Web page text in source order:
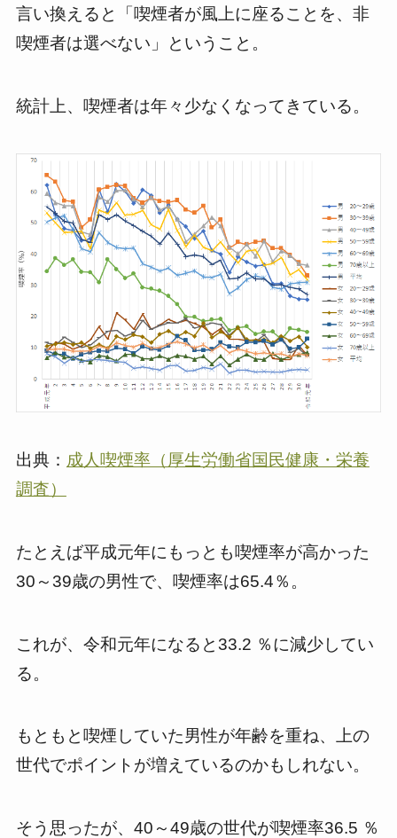
言い換えると「喫煙者が風上に座ることを、非
喫煙者は選べない」ということ。
統計上、喫煙者は年々少なくなってきている。
出典： 成人喫煙率（厚生労働省国民健康・栄養
調査）
たとえば平成元年にもっとも喫煙率が高かった
30～39歳の男性で、喫煙率は65.4％。
これが、令和元年になると33.2 ％に減少してい
る。
もともと喫煙していた男性が年齢を重ね、上の
世代でポイントが増えているのかもしれない。
そう思ったが、40～49歳の世代が喫煙率36.5 ％